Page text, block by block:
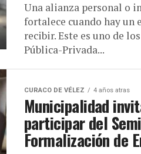
Una alianza personal o
fortalece cuando hay
recibir. Este es uno de
Pública-Privada...
CURACO DE VÉLEZ 4 años atras
Municipalidad
participar del
Formalización de